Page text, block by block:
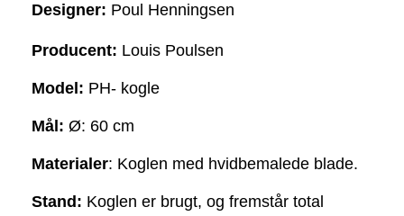
Designer: Poul Henningsen
Producent: Louis Poulsen
Model: PH- kogle
Mål: Ø: 60 cm
Materialer: Koglen med hvidbemalede blade.
Stand: Koglen er brugt, og fremstår total